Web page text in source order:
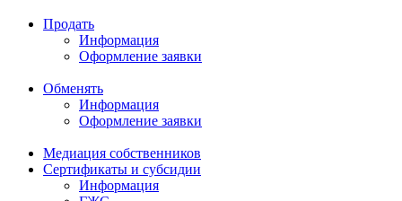
Продать
Информация
Оформление заявки
Обменять
Информация
Оформление заявки
Медиация собственников
Сертификаты и субсидии
Информация